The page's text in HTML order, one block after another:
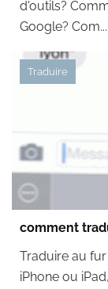
d'outils?
Google? Com...
Traduire
comment
Traduire au
iPhone ou